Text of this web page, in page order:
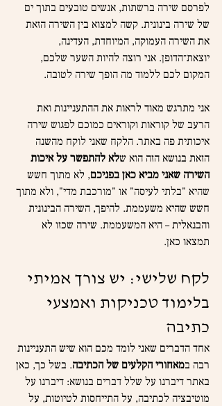
לפרסם שירה ברשתות, אנשים טובעים בתוך ים
של שירה בינונית. קשה למצוא בין השירה הזאת
את השירה העמוקה, המיוחדת, העדינה,
יוצאת־הדופן. אני רוצה להיות השער שלכם,
המקום לכם ללמוד מה הופך שירה לטובה.
אני מתרגש מאוד לראות את ההתעניינות ואת
הרעב של קוראות וקוראים כמוכם לפגוש שירה
איכותית פה באתר. הלקח שאני לוקח מהשנה
הזאת בנושא הזה הוא שלא להתפשר על איכות
השירה שאני מביא כאן בפניכם, לא מתוך חשש
שהיא "בלתי לעיסה" או "מורכבת מדי", ולא מתוך
חשש שהיא משעממת. להיפך, השירה הבינונית
והבנאלית – היא המשעממת. שירה שכזו לא
תמצאו כאן.
לקח שלישי: יש צורך אמיתי
בלימוד טכניקות ואמצעי
כתיבה
אחד הדברים שאני לומד מכם הוא שיש התעניינות
רבה במאחורי הקלעים של הכתיבה. בשל כך, כאן
באתר דיברנו על שלל דברים בנושא: דיברנו על
מוטיבציה לכתיבה, על התייחסות לטיוטות, על